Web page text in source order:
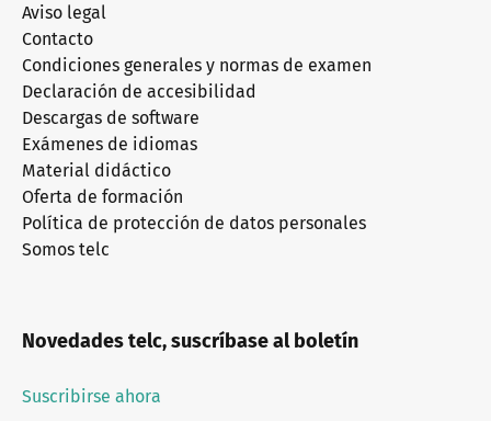
Aviso legal
Contacto
Condiciones generales y normas de examen
Declaración de accesibilidad
Descargas de software
Exámenes de idiomas
Material didáctico
Oferta de formación
Política de protección de datos personales
Somos telc
Novedades telc, suscríbase al boletín
Suscribirse ahora